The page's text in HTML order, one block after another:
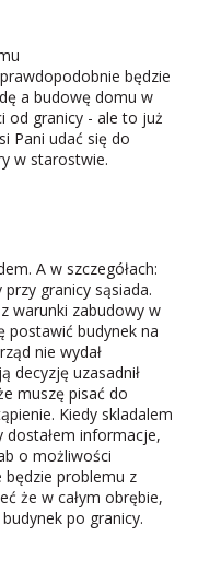
będzie
a budowę domu w
od granicy - ale to już
Pani udać się do
w starostwie.
A w szczegółach:
granicy sąsiada.
warunki zabudowy w
postawić budynek na
nie wydał
decyzję uzasadnił
muszę pisać do
Kiedy skladalem
dostałem informacje,
o możliwości
problemu z
że w całym obrębie,
po granicy.